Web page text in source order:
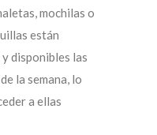
mochilas o
están
disponibles las
la semana, lo
a ellas